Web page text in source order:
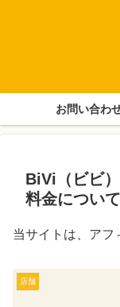
お問い合わ
BiVi（ビビ
料金につい
当サイトは、アフ
店舗